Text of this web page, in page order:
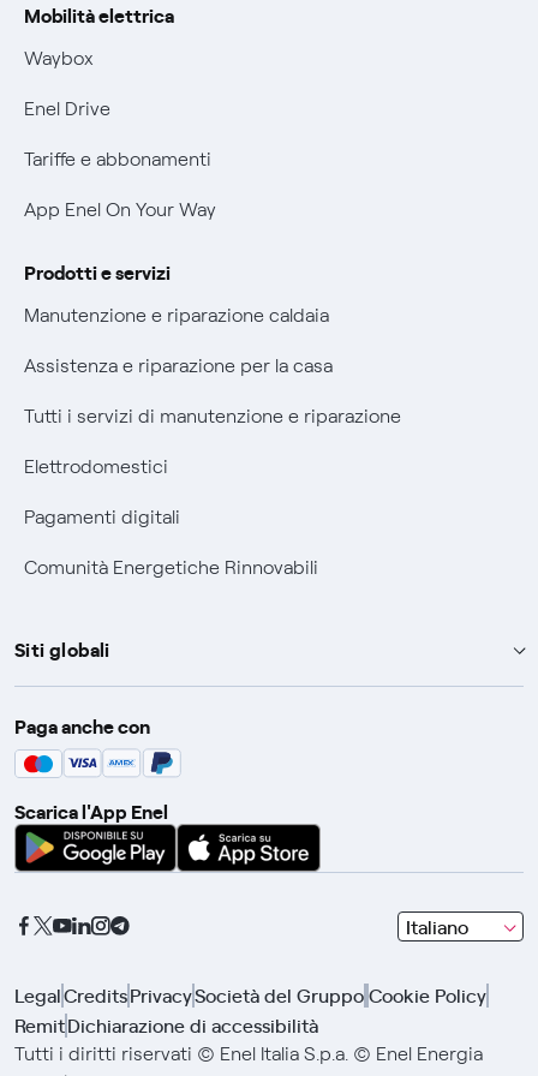
Mobilità Elettrica
Phishing e truffe online
Verifica chi ti ha chiamato
Agevolazione utenti con disabilità per offerte Fibra
Mobilità elettrica
Waybox
Enel Drive
Tariffe e abbonamenti
App Enel On Your Way
Prodotti e servizi
Manutenzione e riparazione caldaia
Assistenza e riparazione per la casa
Tutti i servizi di manutenzione e riparazione
Elettrodomestici
Pagamenti digitali
Comunità Energetiche Rinnovabili
Siti globali
Enel Group
Enel Green Power
Global Procurement
Gridspertise
Paga anche con
Scarica l'App Enel
Italiano
seleziona
una
con
frecce
LegalCreditsPrivacySocietà del GruppoCookie Policy
RemitDichiarazione di accessibilità
Tutti i diritti riservati © Enel Italia S.p.a. © Enel Energia